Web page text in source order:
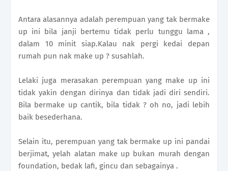
Antara alasannya adalah perempuan yang tak bermake
up ini bila janji bertemu tidak perlu tunggu lama ,
dalam 10 minit siap.Kalau nak pergi kedai depan
rumah pun nak make up ? susahlah.
Lelaki juga merasakan perempuan yang make up ini
tidak yakin dengan dirinya dan tidak jadi diri sendiri.
Bila bermake up cantik, bila tidak ? oh no, jadi lebih
baik besederhana.
Selain itu, perempuan yang tak bermake up ini pandai
berjimat, yelah alatan make up bukan murah dengan
foundation, bedak lafi, gincu dan sebagainya .